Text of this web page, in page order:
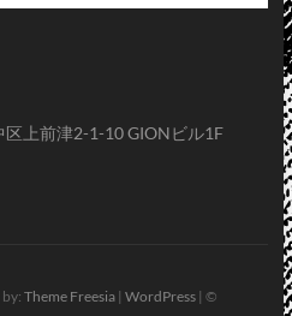
上前津2-1-10 GIONビル1F
Theme Freesia| WordPress| ©